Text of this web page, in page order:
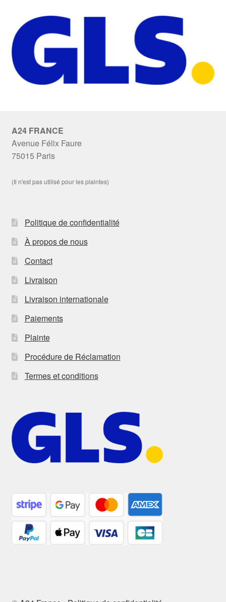
A24 FRANCE
Avenue Félix Faure
75015 Paris
(Il n'est pas utilisé pour les plaintes)
Politique de confidentialité
À propos de nous
Contact
Livraison
Livraison internationale
Paiements
Plainte
Procédure de Réclamation
Termes et conditions